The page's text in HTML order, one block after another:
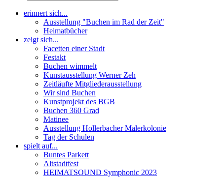
erinnert sich...
Ausstellung "Buchen im Rad der Zeit"
Heimatbücher
zeigt sich...
Facetten einer Stadt
Festakt
Buchen wimmelt
Kunstausstellung Werner Zeh
Zeitläufte Mitgliederausstellung
Wir sind Buchen
Kunstprojekt des BGB
Buchen 360 Grad
Matinee
Ausstellung Hollerbacher Malerkolonie
Tag der Schulen
spielt auf...
Buntes Parkett
Altstadtfest
HEIMATSOUND Symphonic 2023